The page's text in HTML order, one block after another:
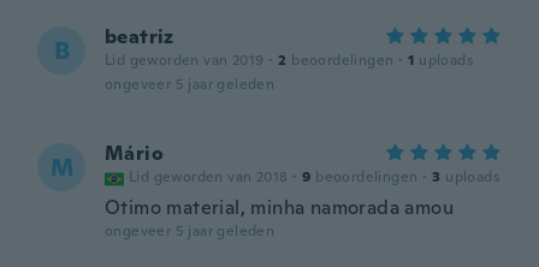
B beatriz
Lid geworden van 2019 · 2 beoordelingen · 1 uploads
ongeveer 5 jaar geleden
M Mário
Lid geworden van 2018 · 9 beoordelingen · 3 uploads
Otimo material, minha namorada amou
ongeveer 5 jaar geleden